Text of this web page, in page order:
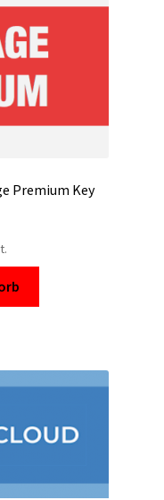
Premium Key